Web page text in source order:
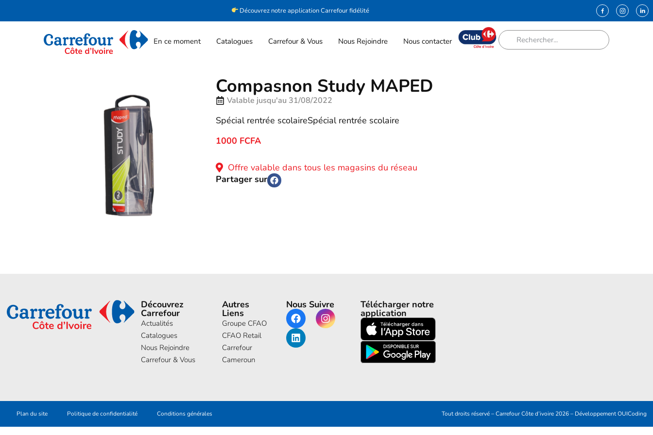
Découvrez notre application Carrefour fidélité
En ce moment Catalogues Carrefour & Vous Nous Rejoindre Nous contacter
Compasnon Study MAPED
Valable jusqu'au 31/08/2022
Spécial rentrée scolaireSpécial rentrée scolaire
1000 FCFA
Offre valable dans tous les magasins du réseau
Partager sur
Découvrez
Carrefour
Actualités
Catalogues
Nous Rejoindre
Carrefour & Vous
Autres
Liens
Groupe CFAO
CFAO Retail
Carrefour
Cameroun
Nous Suivre Télécharger notre
application
Plan du site Politique de confidentialité Conditions générales Tout droits réservé – Carrefour Côte d’ivoire 2026 – DéveloppementOUICoding